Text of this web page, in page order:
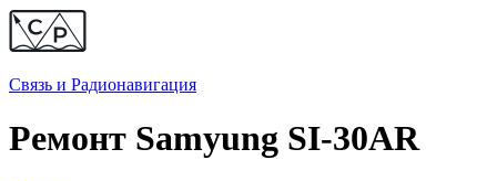
Связь и Радионавигация
Ремонт Samyung SI-30AR